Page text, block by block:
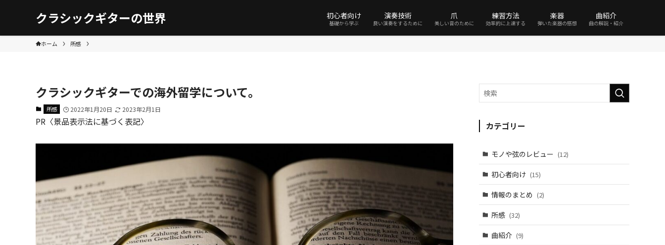
クラシックギターの世界 初心者向け
基礎から学ぶ
演奏技術
良い演奏をするために
爪
美しい音のために
練習方法
効率的に上達する
楽器
弾いた楽器の感想
曲紹介
曲の解説・紹介
ホーム 所感
クラシックギターでの海外留学について。
所感 2022年1月20日 2023年2月1日
PR〈景品表示法に基づく表記〉 カテゴリー
モノや弦のレビュー (12)
初心者向け (15)
情報のまとめ (2)
所感 (32)
曲紹介 (9)